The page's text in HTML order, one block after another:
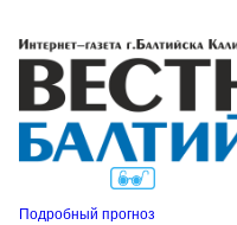
Подробный прогноз